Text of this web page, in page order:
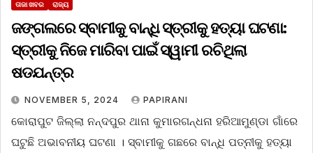
ତାଜା ଖବର ରାଜ୍ୟ
ଜଙ୍ଗଲରେ ସ୍ବାମୀକୁ ବାନ୍ଧି ସ୍ତ୍ରୀକୁ ହତ୍ୟା ଘଟଣା:
ସ୍ତ୍ରୀକୁ ନିଜେ ମାରିବା ପାଇଁ ସ୍ୱାମୀ ରଚିଥିଲା
ଷଡଯନ୍ତ୍ର
NOVEMBER 5, 2024 PAPIRANI
କୋରାପୁଟ ଜିଲ୍ଲା ନନ୍ଦପୁର ଥାନା କୁମାରଗନ୍ଧନା ହରିଆମୁଣ୍ଡା ଗାଁରେ
ଘଟୁଛି ଅଭାବନୀୟ ଘଟଣା । ସ୍ବାମୀକୁ ଗଛରେ ବାନ୍ଧି ପତ୍ନୀକୁ ହତ୍ୟା